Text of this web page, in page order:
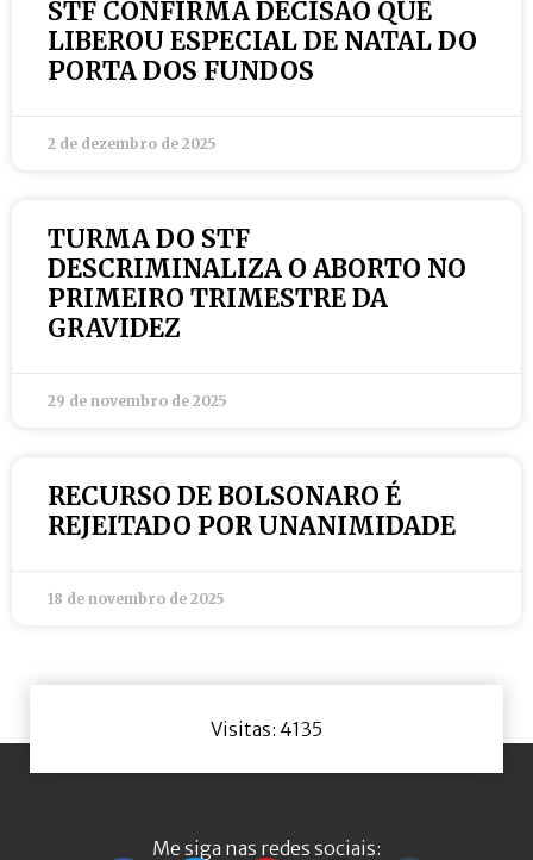
STF CONFIRMA DECISÃO QUE
LIBEROU ESPECIAL DE NATAL DO
PORTA DOS FUNDOS
2 de dezembro de 2025
TURMA DO STF
DESCRIMINALIZA O ABORTO NO
PRIMEIRO TRIMESTRE DA
GRAVIDEZ
29 de novembro de 2025
RECURSO DE BOLSONARO É
REJEITADO POR UNANIMIDADE
18 de novembro de 2025
Visitas: 4135
Me siga nas redes sociais: